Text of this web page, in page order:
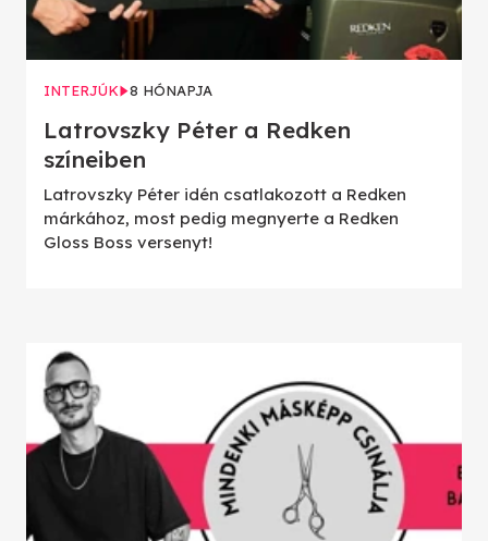
INTERJÚK 8 HÓNAPJA
Latrovszky Péter a Redken
színeiben
Latrovszky Péter idén csatlakozott a Redken
márkához, most pedig megnyerte a Redken
Gloss Boss versenyt!